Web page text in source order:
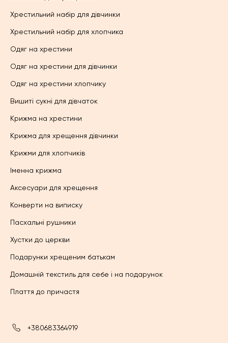
Хрестильний набір для дівчинки
Хрестильний набір для хлопчика
Одяг на хрестини
Одяг на хрестини для дівчинки
Одяг на хрестини хлопчику
Вишиті сукні для дівчаток
Крижма на хрестини
Крижма для хрещення дівчинки
Крижми для хлопчиків
Іменна крижма
Аксесуари для хрещення
Конверти на виписку
Пасхальні рушники
Хустки до церкви
Подарунки хрещеним батькам
Домашній текстиль для себе і на подарунок
Плаття до причастя
+380683364919